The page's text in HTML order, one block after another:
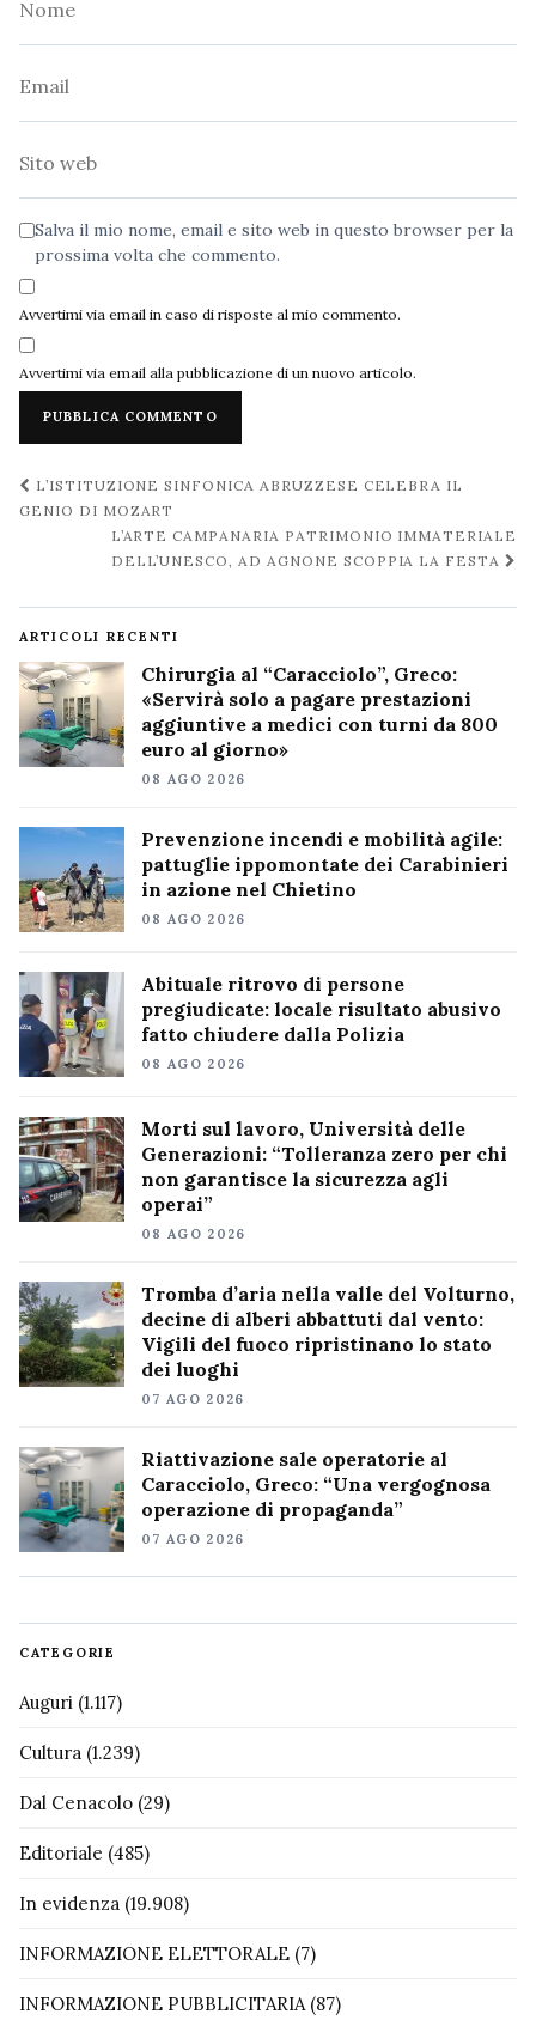
Salva il mio nome, email e sito web in questo browser per la
prossima volta che commento.
Avvertimi via email in caso di risposte al mio commento.
Avvertimi via email alla pubblicazione di un nuovo articolo.
Navigazione
post
L’ISTITUZIONE SINFONICA ABRUZZESE CELEBRA IL
GENIO DI MOZART
L’ARTE CAMPANARIA PATRIMONIO IMMATERIALE
DELL’UNESCO, AD AGNONE SCOPPIA LA FESTA
ARTICOLI RECENTI
Chirurgia al “Caracciolo”, Greco:
«Servirà solo a pagare prestazioni
aggiuntive a medici con turni da 800
euro al giorno»
08 AGO 2026
Prevenzione incendi e mobilità agile:
pattuglie ippomontate dei Carabinieri
in azione nel Chietino
08 AGO 2026
Abituale ritrovo di persone
pregiudicate: locale risultato abusivo
fatto chiudere dalla Polizia
08 AGO 2026
Morti sul lavoro, Università delle
Generazioni: “Tolleranza zero per chi
non garantisce la sicurezza agli
operai”
08 AGO 2026
Tromba d’aria nella valle del Volturno,
decine di alberi abbattuti dal vento:
Vigili del fuoco ripristinano lo stato
dei luoghi
07 AGO 2026
Riattivazione sale operatorie al
Caracciolo, Greco: “Una vergognosa
operazione di propaganda”
07 AGO 2026
CATEGORIE
Auguri (1.117)
Cultura (1.239)
Dal Cenacolo (29)
Editoriale (485)
In evidenza (19.908)
INFORMAZIONE ELETTORALE (7)
INFORMAZIONE PUBBLICITARIA(87)